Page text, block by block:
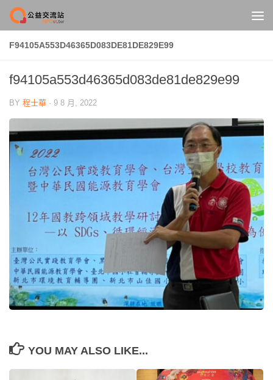
Skip to content
F94105A553D46365D083DE81DE829E99
f94105a553d46365d083de81de829e99
BY 程士華 · 9 8 月, 2022
YOU MAY ALSO LIKE...